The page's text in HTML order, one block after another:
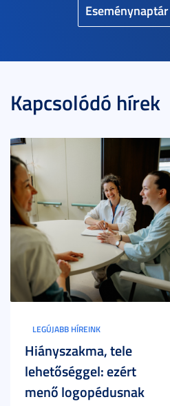
Eseménynaptár
Kapcsolódó hírek
LEGÚJABB HÍREINK
Hiányszakma, tele
lehetőséggel: ezért
menő logopédusnak